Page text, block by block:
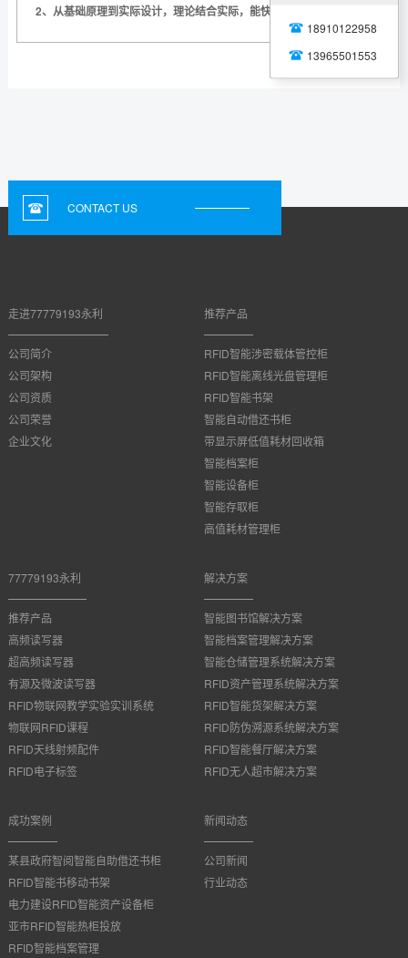
2、从基础原理到实际设计，理论结合实际，能快速掌握核心要点
CONTACT US
走进77779193永利
公司简介
公司架构
公司资质
公司荣誉
企业文化
推荐产品
RFID智能涉密载体管控柜
RFID智能离线光盘管理柜
RFID智能书架
智能自动借还书柜
带显示屏低值耗材回收箱
智能档案柜
智能设备柜
智能存取柜
高值耗材管理柜
77779193永利
推荐产品
高频读写器
超高频读写器
有源及微波读写器
RFID物联网教学实验实训系统
物联网RFID课程
RFID天线射频配件
RFID电子标签
解决方案
智能图书馆解决方案
智能档案管理解决方案
智能仓储管理系统解决方案
RFID资产管理系统解决方案
RFID智能货架解决方案
RFID防伪溯源系统解决方案
RFID智能餐厅解决方案
RFID无人超市解决方案
成功案例
某县政府智阅智能自助借还书柜
RFID智能书移动书架
电力建设RFID智能资产设备柜
亚市RFID智能热柜投放
RFID智能档案管理
新闻动态
公司新闻
行业动态
18910122958
13965501553